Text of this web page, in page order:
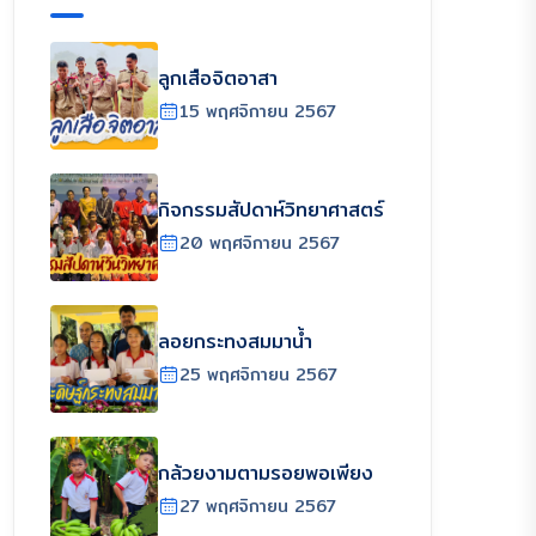
ลูกเสือจิตอาสา
15 พฤศจิกายน 2567
กิจกรรมสัปดาห์วิทยาศาสตร์
20 พฤศจิกายน 2567
ลอยกระทงสมมาน้ำ
25 พฤศจิกายน 2567
กล้วยงามตามรอยพอเพียง
27 พฤศจิกายน 2567